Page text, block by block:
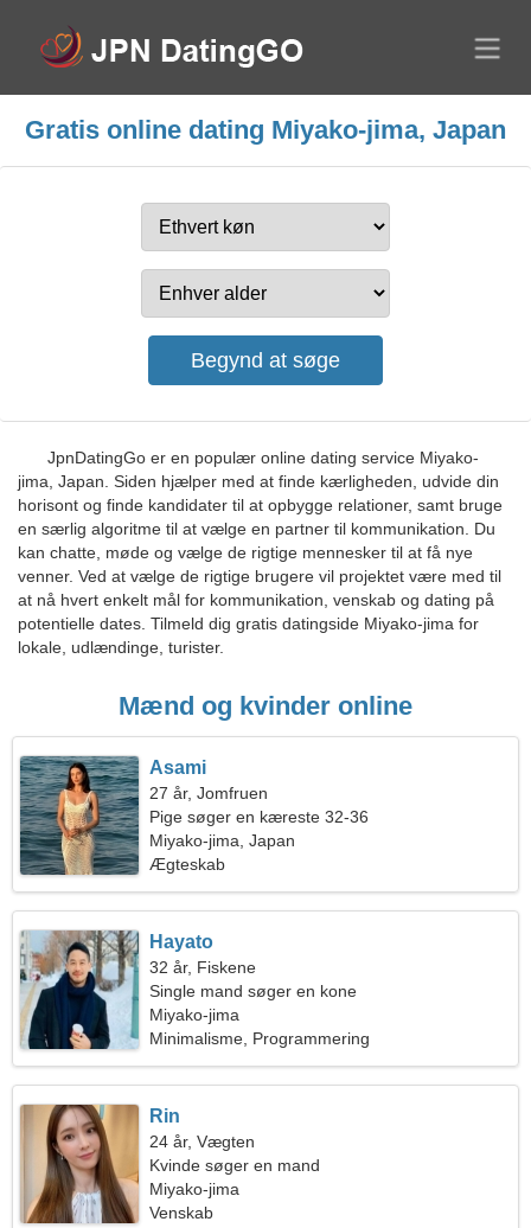
Gratis online dating Miyako-jima, Japan
JpnDatingGo er en populær online dating service Miyako-
jima, Japan. Siden hjælper med at finde kærligheden, udvide din
horisont og finde kandidater til at opbygge relationer, samt bruge
en særlig algoritme til at vælge en partner til kommunikation. Du
kan chatte, møde og vælge de rigtige mennesker til at få nye
venner. Ved at vælge de rigtige brugere vil projektet være med til
at nå hvert enkelt mål for kommunikation, venskab og dating på
potentielle dates. Tilmeld dig gratis datingside Miyako-jima for
lokale, udlændinge, turister.
Mænd og kvinder online
Asami
27 år, Jomfruen
Pige søger en kæreste 32-36
Miyako-jima, Japan
Ægteskab
Hayato
32 år, Fiskene
Single mand søger en kone
Miyako-jima
Minimalisme, Programmering
Rin
24 år, Vægten
Kvinde søger en mand
Miyako-jima
Venskab